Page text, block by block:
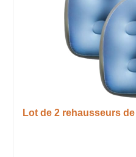
Lot de 2 rehausseurs